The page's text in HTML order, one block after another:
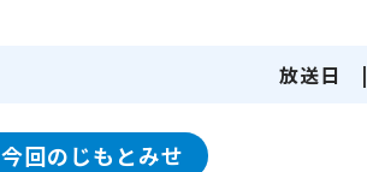
放送日 |
今回のじもとみせ